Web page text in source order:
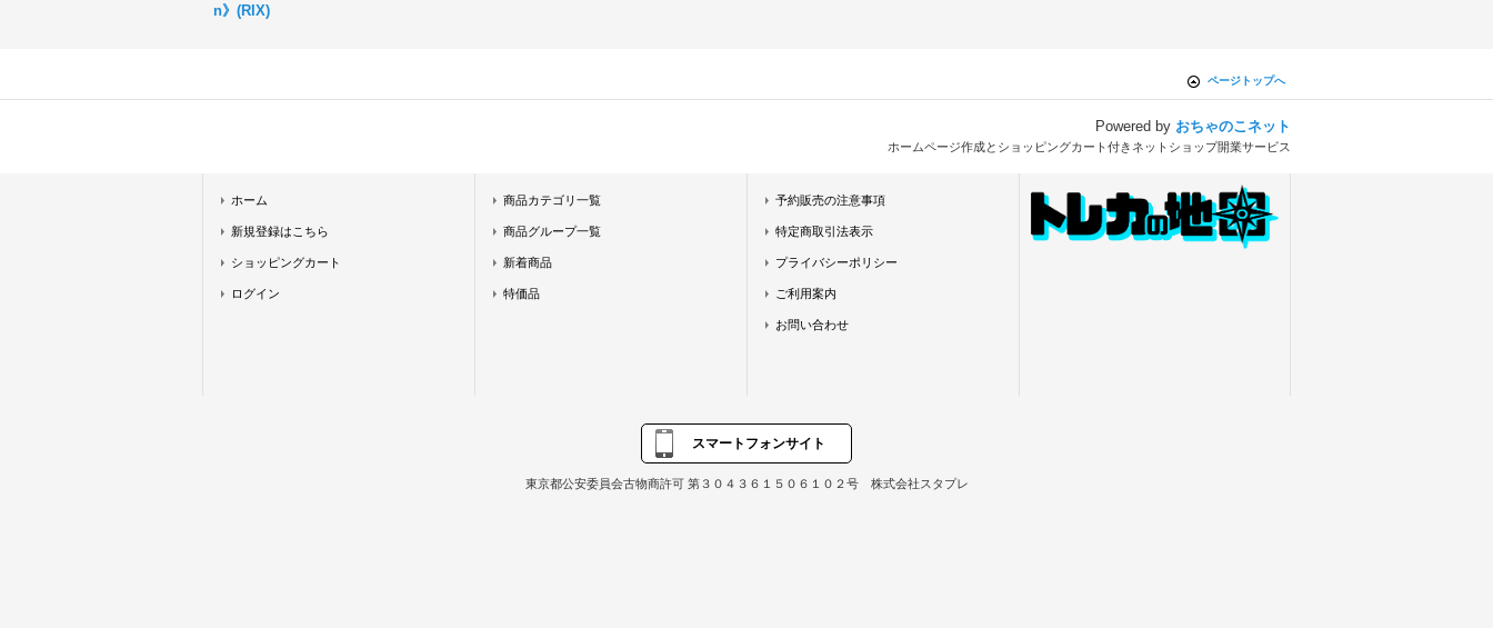
n》(RIX)
ページトップへ
Powered by おちゃのこネット
ホームページ作成とショッピングカート付きネットショップ開業サービス
ホーム
新規登録はこちら
ショッピングカート
ログイン
商品カテゴリ一覧
商品グループ一覧
新着商品
特価品
予約販売の注意事項
特定商取引法表示
プライバシーポリシー
ご利用案内
お問い合わせ
スマートフォンサイト
東京都公安委員会古物商許可 第３０４３６１５０６１０２号 株式会社スタプレ